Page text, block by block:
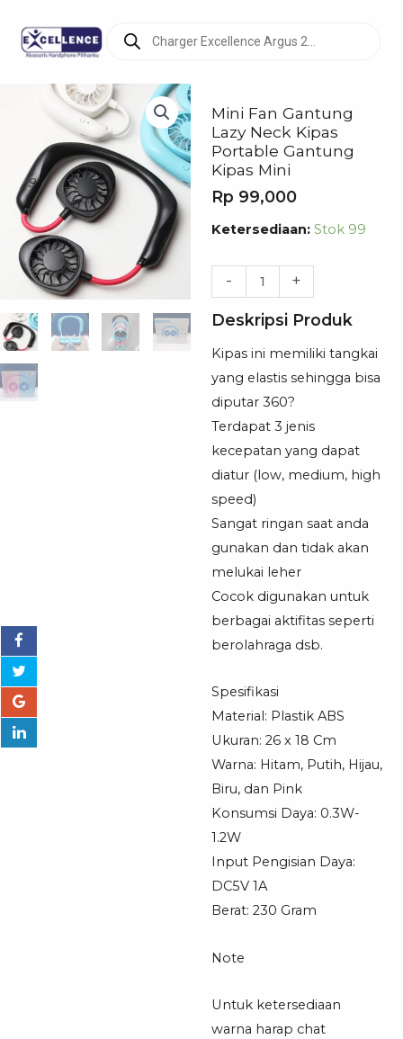
search
Mini Fan Gantung
Lazy Neck Kipas
Portable Gantung
Kipas Mini
Rp 99,000
Ketersediaan: Stok 99
-
Kuantitas
Fan
Gantung
Lazy
Neck
Kipas
Portable
Gantung
Kipas
Mini
+
Deskripsi Produk
Kipas ini memiliki tangkai
yang elastis sehingga bisa
diputar 360?
Terdapat 3 jenis
kecepatan yang dapat
diatur (low, medium, high
speed)
Sangat ringan saat anda
gunakan dan tidak akan
melukai leher
Cocok digunakan untuk
berbagai aktifitas seperti
berolahraga dsb.
Spesifikasi
Material: Plastik ABS
Ukuran: 26 x 18 Cm
Warna: Hitam, Putih, Hijau,
Biru, dan Pink
Konsumsi Daya: 0.3W-
1.2W
Input Pengisian Daya:
DC5V 1A
Berat: 230 Gram
Note
Untuk ketersediaan
warna harap chat